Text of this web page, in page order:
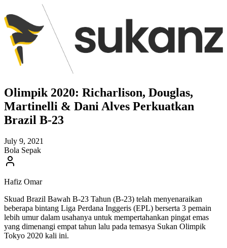
Olimpik 2020: Richarlison, Douglas,
Martinelli & Dani Alves Perkuatkan
Brazil B-23
July 9, 2021
Bola Sepak
Hafiz Omar
Skuad Brazil Bawah B-23 Tahun (B-23) telah menyenaraikan
beberapa bintang Liga Perdana Inggeris (EPL) berserta 3 pemain
lebih umur dalam usahanya untuk mempertahankan pingat emas
yang dimenangi empat tahun lalu pada temasya Sukan Olimpik
Tokyo 2020 kali ini.